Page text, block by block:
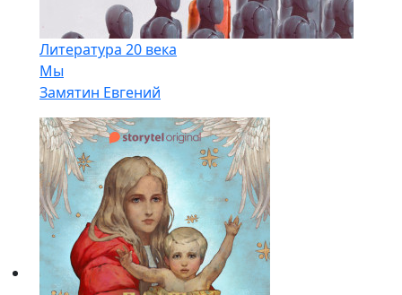
Литература 20 века
Мы
Замятин Евгений